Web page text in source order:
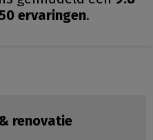
ervaringen.
renovatie